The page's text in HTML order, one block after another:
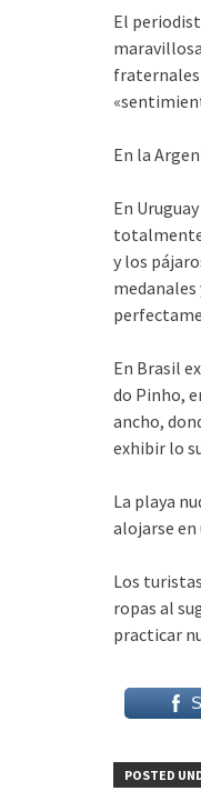
El
fraternales
En la
En
totalmente
y los
En Brasil
do Pinho,
ancho,
exhibir lo
La playa
alojarse
Los
ropas al
practicar
POSTED